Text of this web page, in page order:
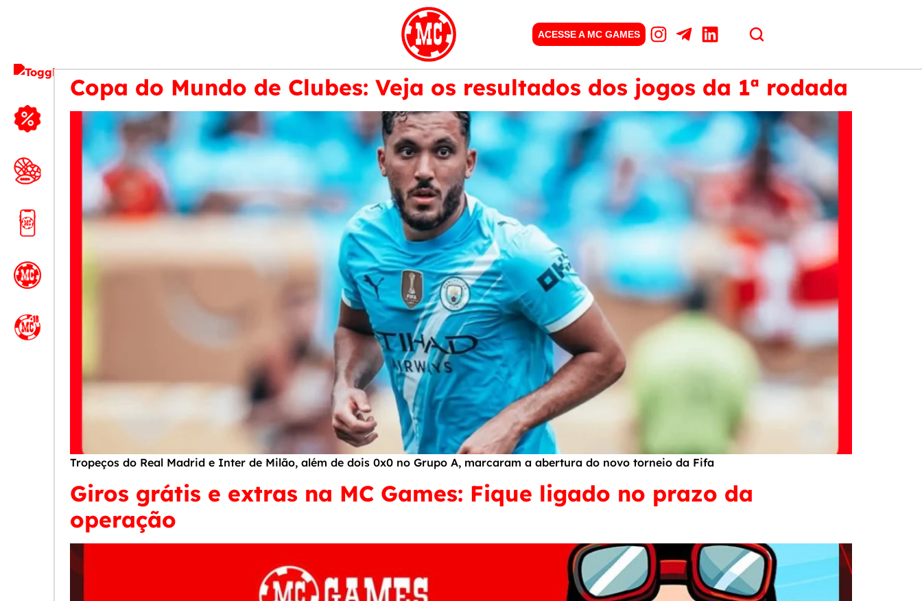
ACESSE A MC GAMES
Copa do Mundo de Clubes: Veja os resultados dos jogos da 1ª rodada
Tropeços do Real Madrid e Inter de Milão, além de dois 0x0 no Grupo A, marcaram a abertura do novo torneio da Fifa
Giros grátis e extras na MC Games: Fique ligado no prazo da
operação